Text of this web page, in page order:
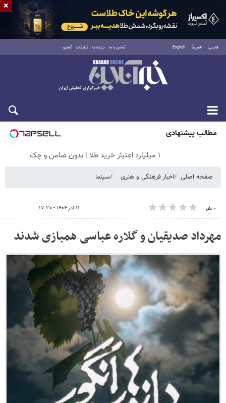
فارسی العربية English تماس با ما درباره ما تبلیغات آرشیو
جمعه ۱۶ مرداد ۱۴۰۵
مطالب پیشنهادی
۱ میلیارد اعتبار خرید طلا | بدون ضامن و چک
صفحه اصلی اخبار فرهنگی و هنری سینما
۰ نفر ۱۱ آذر ۱۴۰۴ - ۱۷:۳۰
مهرداد صدیقیان و گلاره عباسی همبازی شدند
×